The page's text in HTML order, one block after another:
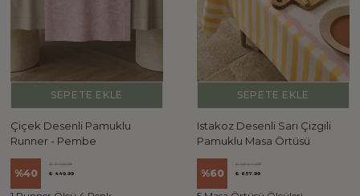
SEPETE EKLE
Çiçek Desenli Pamuklu
Runner - Pembe
%40
₺ 749.98
₺ 449.99
SEPETE EKLE
Istakoz Desenli Sarı Çizgili
Pamuklu Masa Örtüsü
%60
₺ 1,644.98
₺ 657.99